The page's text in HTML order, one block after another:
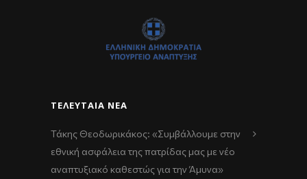
ΤΕΛΕΥΤΑΊΑ ΝΈΑ
Τάκης Θεοδωρικάκος: «Συμβάλλουμε στην
εθνική ασφάλεια της πατρίδας μας με νέο
αναπτυξιακό καθεστώς για την Άμυνα»